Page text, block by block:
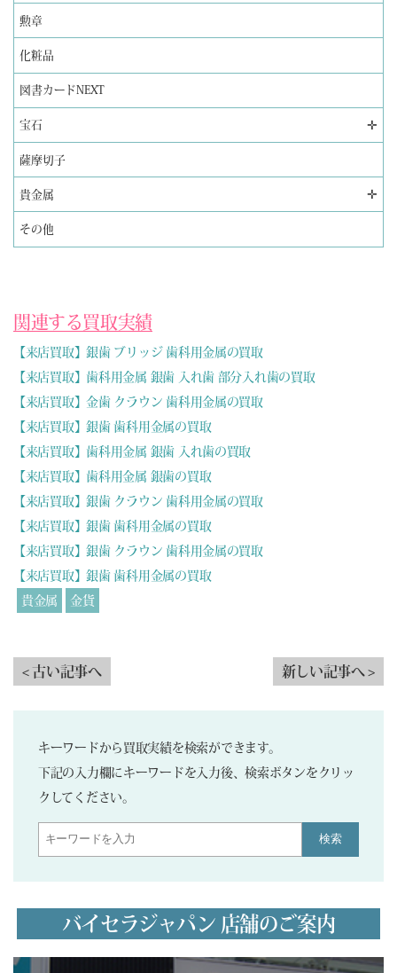
勲章
化粧品
図書カードNEXT
宝石 ✛
薩摩切子
貴金属 ✛
その他
関連する買取実績
【来店買取】銀歯 ブリッジ 歯科用金属の買取
【来店買取】歯科用金属 銀歯 入れ歯 部分入れ歯の買取
【来店買取】金歯 クラウン 歯科用金属の買取
【来店買取】銀歯 歯科用金属の買取
【来店買取】歯科用金属 銀歯 入れ歯の買取
【来店買取】歯科用金属 銀歯の買取
【来店買取】銀歯 クラウン 歯科用金属の買取
【来店買取】銀歯 歯科用金属の買取
【来店買取】銀歯 クラウン 歯科用金属の買取
【来店買取】銀歯 歯科用金属の買取
貴金属
金貨
< 古い記事へ 新しい記事へ >
キーワードから買取実績を検索ができます。
下記の入力欄にキーワードを入力後、検索ボタンをクリッ
クしてください。
検索
バイセラジャパン 店舗のご案内